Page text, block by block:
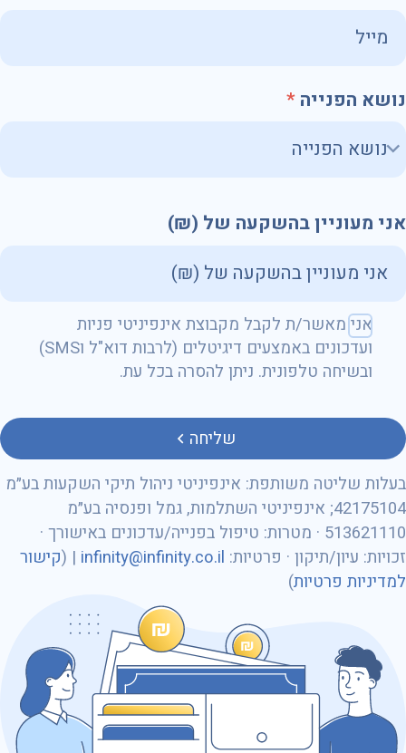
נושא הפנייה
אני מעוניין בהשקעה של (₪)
שם מלא
טלפון
מספר ת״ז
כתובת דוא״ל
אני מאשר/ת לקבל מקבוצת אינפיניטי פניות
ועדכונים באמצעים דיגיטלים (לרבות דוא"ל וSMS)
ובשיחה טלפונית. ניתן להסרה בכל עת.
שליחה
בעלות שליטה משותפת: אינפיניטי ניהול תיקי השקעות בע״מ
42175104; אינפיניטי השתלמות, גמל ופנסיה בע״מ
513621110 · מטרות: טיפול בפנייה/עדכונים באישורך ·
זכויות: עיון/תיקון · פרטיות: infinity@infinity.co.il
| (קישור
למדיניות פרטיות)